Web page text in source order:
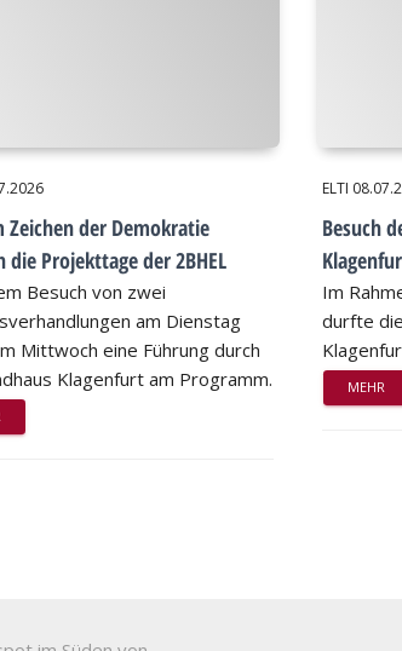
Zeichen der Demokratie
die Projekttage der 2BHEL
Besuch von zwei
am Dienstag
Mittwoch eine Führung durch
Klagenfurt am Programm.
ELTI
Besuch
Im
durfte
MEHR